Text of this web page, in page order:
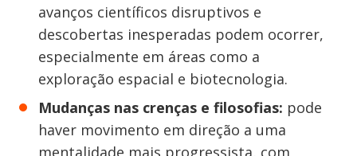
avanços científicos disruptivos e
descobertas inesperadas podem ocorrer,
especialmente em áreas como a
exploração espacial e biotecnologia.
Mudanças nas crenças e filosofias: pode
haver movimento em direção a uma
mentalidade mais progressista, com